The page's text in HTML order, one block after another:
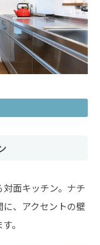
面キッチン。ナチ
、アクセントの壁
。